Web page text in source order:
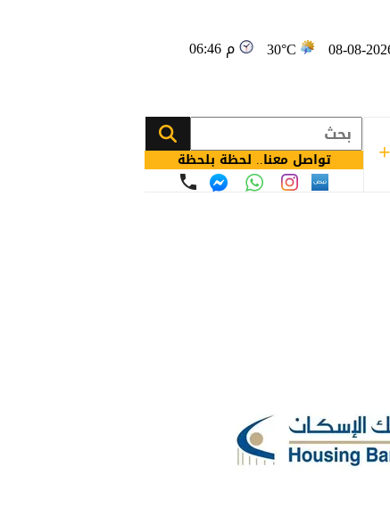
30°C 06:46 م
تواصل معنا.. لحظة بلحظة